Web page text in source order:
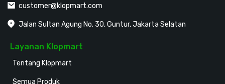
customer@klopmart.com
Jalan Sultan Agung No. 30, Guntur, Jakarta Selatan
Layanan Klopmart
Tentang Klopmart
Semua Produk